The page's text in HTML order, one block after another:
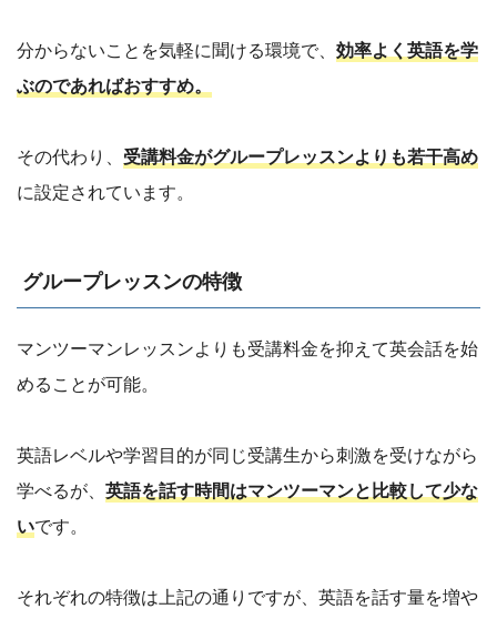
分からないことを気軽に聞ける環境で、 効率よく英語を学
ぶのであればおすすめ。
その代わり、 受講料金がグループレッスンよりも若干高め
に設定されています。
グループレッスンの特徴
マンツーマンレッスンよりも受講料金を抑えて英会話を始
めることが可能。
英語レベルや学習目的が同じ受講生から刺激を受けながら
学べるが、 英語を話す時間はマンツーマンと比較して少な
いです。
それぞれの特徴は上記の通りですが、英語を話す量を増や